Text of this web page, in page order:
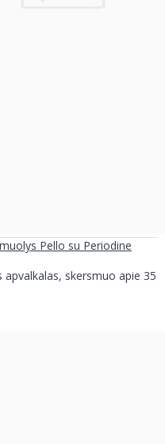
Pello su Periodine
skersmuo apie 35